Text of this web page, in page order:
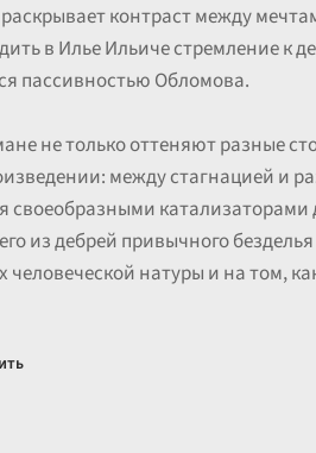
контраст между
в Илье Ильиче стремление к
пассивностью Обломова.
не только оттеняют разные
между стагнацией и
катализаторами
из дебрей привычного
натуры и на том,